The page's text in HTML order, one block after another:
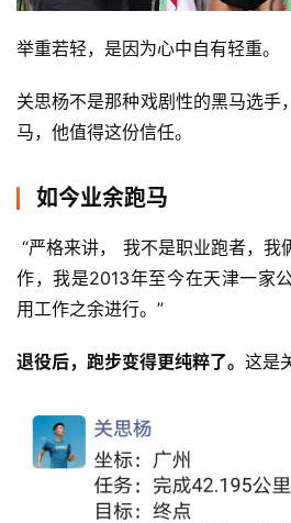
举重若轻，是因为心中自有轻重。
关思杨不是那种戏剧性的黑马选手
马，他值得这份信任。
如今业余跑马
“严格来讲， 我不是职业跑者，我俩其实都有自己的本职工
作，我是2013年至今在天津一家
用工作之余进行。”
退役后，跑步变得更纯粹了。 这是